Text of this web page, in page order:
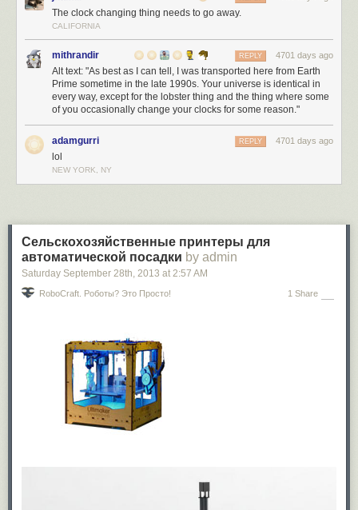
The clock changing thing needs to go away.
CALIFORNIA
mithrandir 4701 days ago
REPLY
Alt text: "As best as I can tell, I was transported here from Earth
Prime sometime in the late 1990s. Your universe is identical in
every way, except for the lobster thing and the thing where some
of you occasionally change your clocks for some reason."
adamgurri 4701 days ago
REPLY
lol
NEW YORK, NY
Сельскохозяйственные принтеры для
автоматической посадки by admin
Saturday September 28th, 2013 at 2:57 AM
RoboCraft. Роботы? Это Просто! 1 Share